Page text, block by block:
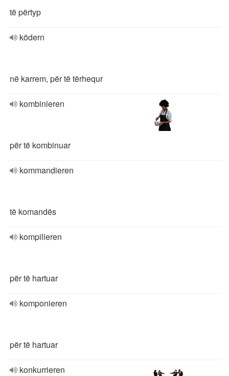
të përtyp
ködern
në karrem, për të tërhequr
kombinieren
për të kombinuar
kommandieren
të komandës
kompilieren
për të hartuar
komponieren
për të hartuar
konkurrieren